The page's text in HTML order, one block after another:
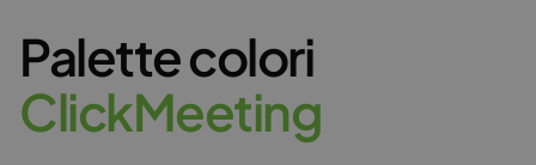
Palette colori
ClickMeeting